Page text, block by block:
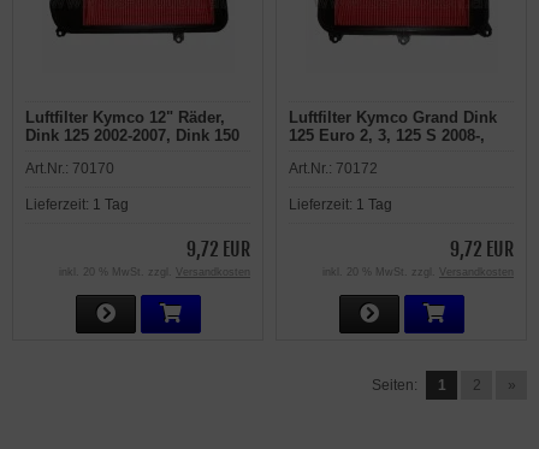
Luftfilter Kymco 12" Räder,
Dink 125 2002-2007, Dink 150
2007, Dink 150 LX 1998-2007
Art.Nr.: 70170
Lieferzeit: 1 Tag
9,72 EUR
inkl. 20 % MwSt. zzgl. Versandkosten
Luftfilter Kymco Grand Dink
125 Euro 2, 3, 125 S 2008-,
2006, 250i 2007-2008, 300i
Art.Nr.: 70172
Lieferzeit: 1 Tag
9,72 EUR
inkl. 20 % MwSt. zzgl. Versandkosten
Seiten: 1 2 »